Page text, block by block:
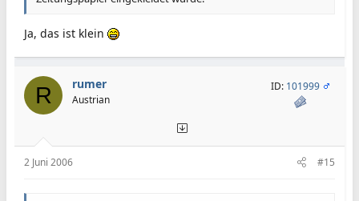
Ja, das ist klein
R rumer
Austrian
ID: 101999
2 Juni 2006 #15